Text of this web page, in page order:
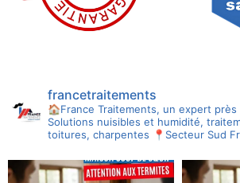
francetraitements
🏠France Traitements, un expert près
Solutions nuisibles et humidité,
toitures, charpentes 📍Secteur Sud